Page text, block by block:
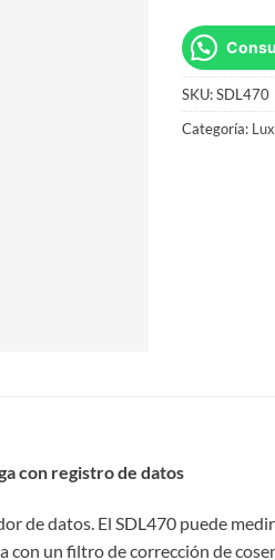
SKU:SDL470
Categoría:
con registro de datos
de datos. El SDL470 puede
un filtro de corrección de